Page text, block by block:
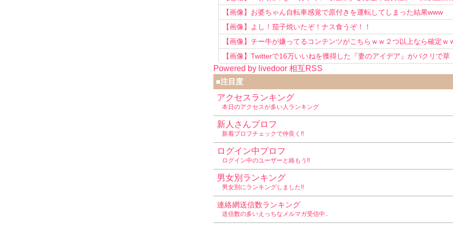
を重ねてしまう
【画像】お婆ちゃん自転車感覚で原付きを運転してしまった結果www
【画像】よし！茄子焼いたぞ！ナス食うぞ！！
【画像】チー牛が嫌ってるコンテンツがこちらｗｗ２つ以上なら確定ｗ
【画像】Twitterで16万いいねを獲得した『妻のアイデア』がパクリで草
www
Powered by livedoor 相互RSS
■注目度
アクセスランキング
本日のアクセスが多い人ランキング
新人さんプロフ
新着プロフチェックで仲良く!!
ログイン中プロフ
ログイン中のユーザーと絡もう!!
男女別ランキング
男女別にランキングしました!!
連絡網送信数ランキング
送信数の多いえっちなメルマガ受信中..